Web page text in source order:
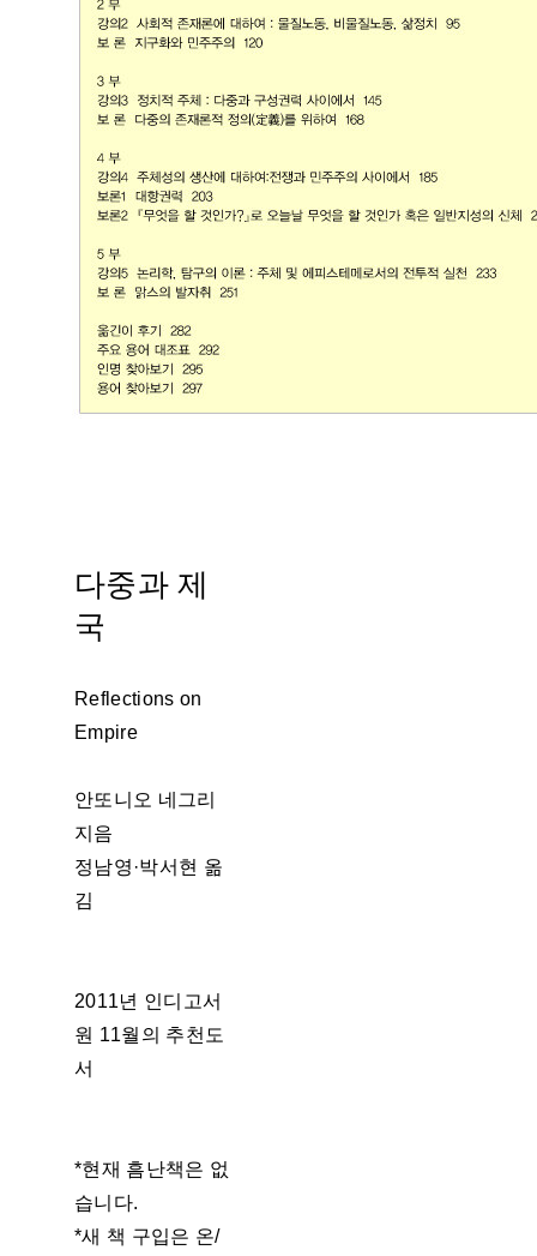
다중과 제
국
Reflections on
Empire
안또니오 네그리
지음
정남영·박서현 옮
김
2011년 인디고서
원 11월의 추천도
서
*현재 흠난책은 없
습니다.
*새 책 구입은 온/